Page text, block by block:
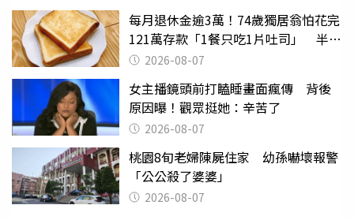
每月退休金逾3萬！74歲獨居翁怕花完
121萬存款「1餐只吃1片吐司」 半年
後暴瘦嚇壞女兒
2026-08-07
女主播鏡頭前打瞌睡畫面瘋傳 背後
原因曝！觀眾挺她：辛苦了
2026-08-07
桃園8旬老婦陳屍住家 幼孫嚇壞報警
「公公殺了婆婆」
2026-08-07